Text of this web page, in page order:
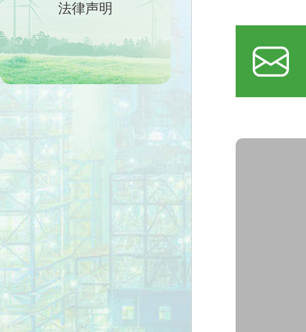
法律声明